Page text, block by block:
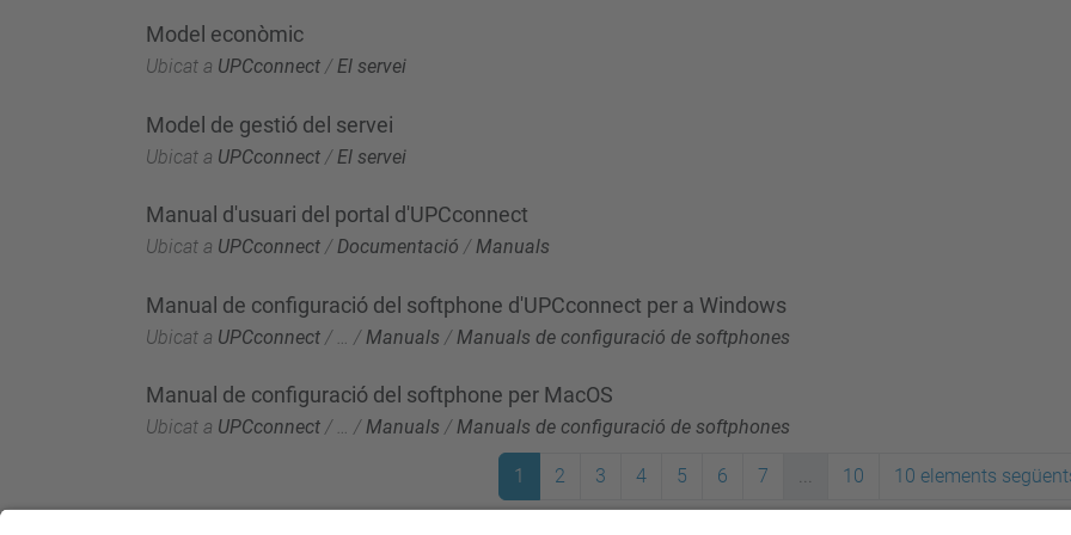
Model econòmic
Ubicat a UPCconnect /El servei
Model de gestió del servei
Ubicat a UPCconnect / El servei
Manual d'usuari del portal d'UPCconnect
Ubicat a UPCconnect /Documentació /Manuals
Manual de configuració del softphone d'UPCconnect per a Windows
Ubicat a UPCconnect / / Manuals / Manuals de configuració de softphones
Manual de configuració del softphone per MacOS
Ubicat a UPCconnect / … /Manuals /Manuals de configuració de softphones
1 2 3 4 5 6 7 ... 10 10 elements